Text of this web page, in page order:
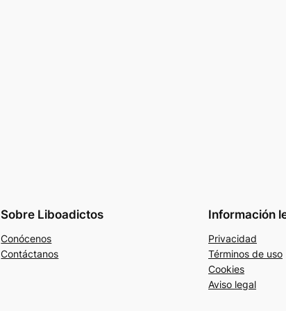
Sobre Liboadictos
Conócenos
Contáctanos
Información
Privacidad
Términos de uso
Cookies
Aviso legal